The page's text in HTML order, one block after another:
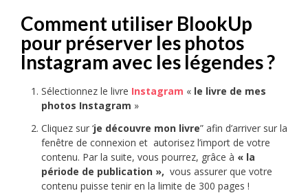
Comment utiliser BlookUp
pour préserver les photos
Instagram avec les légendes ?
Sélectionnez le livre Instagram « le livre de mes
photos Instagram »
Cliquez sur ‘je découvre mon livre” afin d’arriver sur la
fenêtre de connexion et autorisez l’import de votre
contenu. Par la suite, vous pourrez, grâce à « la
période de publication », vous assurer que votre
contenu puisse tenir en la limite de 300 pages !